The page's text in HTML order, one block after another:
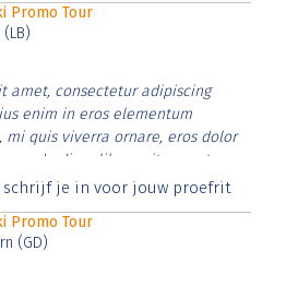
Promo Tour
amet, consectetur adipiscing
enim in eros elementum
mi quis viverra ornare, eros dolor
diam libero vitae erat.
et justo cursus id rutrum lorem
schrijf je in voor jouw proefrit
Promo Tour
(GD)